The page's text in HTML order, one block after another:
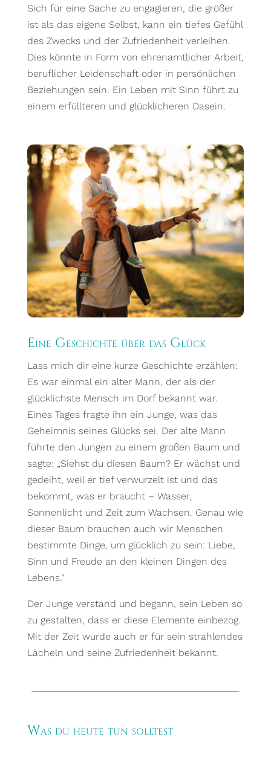
Sich für eine Sache zu engagieren, die größer
ist als das eigene Selbst, kann ein tiefes Gefühl
des Zwecks und der Zufriedenheit verleihen.
Dies könnte in Form von ehrenamtlicher Arbeit,
beruflicher Leidenschaft oder in persönlichen
Beziehungen sein. Ein Leben mit Sinn führt zu
einem erfüllteren und glücklicheren Dasein.
Eine Geschichte über das Glück
Lass mich dir eine kurze Geschichte erzählen:
Es war einmal ein alter Mann, der als der
glücklichste Mensch im Dorf bekannt war.
Eines Tages fragte ihn ein Junge, was das
Geheimnis seines Glücks sei. Der alte Mann
führte den Jungen zu einem großen Baum und
sagte: „Siehst du diesen Baum? Er wächst und
gedeiht, weil er tief verwurzelt ist und das
bekommt, was er braucht – Wasser,
Sonnenlicht und Zeit zum Wachsen. Genau wie
dieser Baum brauchen auch wir Menschen
bestimmte Dinge, um glücklich zu sein: Liebe,
Sinn und Freude an den kleinen Dingen des
Lebens.“
Der Junge verstand und begann, sein Leben so
zu gestalten, dass er diese Elemente einbezog.
Mit der Zeit wurde auch er für sein strahlendes
Lächeln und seine Zufriedenheit bekannt.
Was du heute tun solltest